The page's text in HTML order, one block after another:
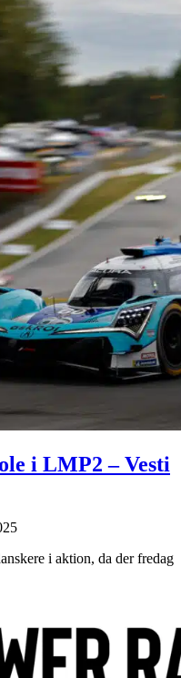
i LMP2 – Vesti
i aktion, da der fredag